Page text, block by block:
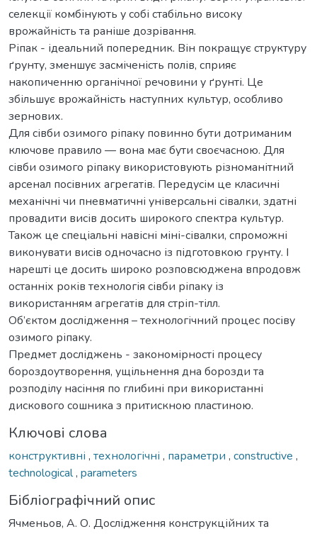
селекції комбінують у собі стабільно високу
врожайність та раніше дозрівання.
Ріпак - ідеальний попередник. Він покращує структуру
ґрунту, зменшує засміченість полів, сприяє
накопиченню органічної речовини у ґрунті. Це
збільшує врожайність наступних культур, особливо
зернових.
Для сівби озимого ріпаку повинно бути дотриманим
ключове правило — вона має бути своєчасною. Для
сівби озимого ріпаку використовують різноманітний
арсенал посівних агрегатів. Передусім це класичні
механічні чи пневматичні універсальні сівалки, здатні
провадити висів досить широкого спектра культур.
Також це спеціальні навісні міні-сівалки, спроможні
виконувати висів одночасно із підготовкою грунту. І
нарешті це досить широко розповсюджена впродовж
останніх років технологія сівби ріпаку із
використанням агрегатів для стріп-тілл.
Об’єктом дослідження – технологічний процес посіву
озимого ріпаку.
Предмет досліджень - закономірності процесу
бороздоутворення, ущільнення дна борозди та
розподілу насіння по глибині при використанні
дискового сошника з притискною пластиною.
Ключові слова
конструктивні , технологічні , параметри , constructive ,
technological, parameters
Бібліографічний опис
Ячменьов, А. О. Дослідження конструкційних та